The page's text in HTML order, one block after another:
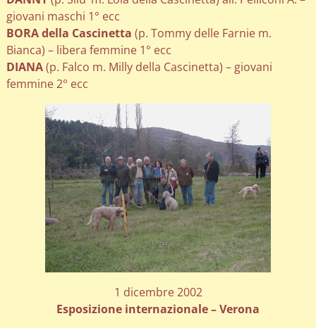
giovani maschi 1° ecc
BORA della Cascinetta (p. Tommy delle Farnie m.
Bianca) – libera femmine 1° ecc
DIANA(p. Falco m. Milly della Cascinetta) – giovani
femmine 2° ecc
1 dicembre 2002
Esposizione internazionale – Verona